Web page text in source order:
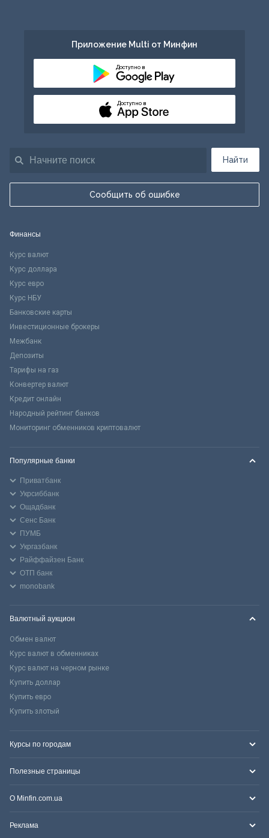
Найти
Сообщить об ошибке
Приложение Multi от Минфин
Доступно в
Доступно в
Финансы
Курс валют
Курс доллара
Курс евро
Курс НБУ
Банковские карты
Инвестиционные брокеры
Межбанк
Депозиты
Тарифы на газ
Конвертер валют
Кредит онлайн
Народный рейтинг банков
Мониторинг обменников криптовалют
Популярные банки
Приватбанк
Укрсиббанк
Ощадбанк
Сенс Банк
ПУМБ
Укргазбанк
Райффайзен Банк
ОТП банк
monobank
Валютный аукцион
Обмен валют
Курс валют в обменниках
Курс валют на черном рынке
Купить доллар
Купить евро
Купить злотый
Курсы по городам
Полезные страницы
О Minfin.com.ua
Реклама